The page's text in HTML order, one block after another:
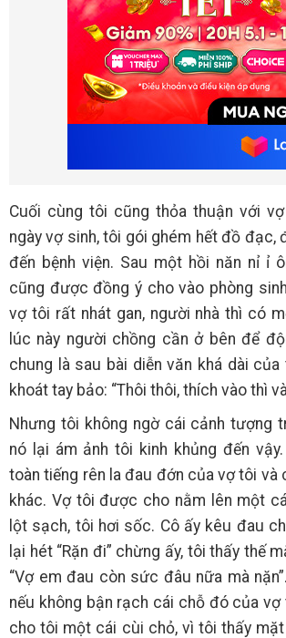
Cuối cùng tôi cũng thỏa thuận với
ngày vợ sinh, tôi gói ghém hết đồ đạc,
đến bệnh viện. Sau một hồi năn nỉ ỉ
cũng được đồng ý cho vào phòng
vợ tôi rất nhát gan, người nhà thì có
lúc này người chồng cần ở bên để
chung là sau bài diễn văn khá dài
khoát tay bảo: “Thôi thôi, thích vào thì
Nhưng tôi không ngờ cái cảnh tượng
nó lại ám ảnh tôi kinh khủng đến
toàn tiếng rên la đau đớn của vợ tôi và
khác. Vợ tôi được cho nằm lên một
lột sạch, tôi hơi sốc. Cô ấy kêu đau
lại hét “Rặn đi” chừng ấy, tôi thấy thế
“Vợ em đau còn sức đâu nữa mà
nếu không bận rạch cái chỗ đó của
cho tôi một cái cùi chỏ, vì tôi thấy